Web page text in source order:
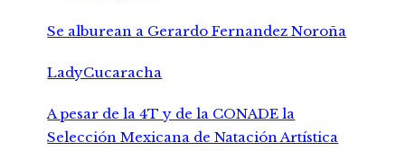
Se alburean a Gerardo Fernandez Noroña
LadyCucaracha
A pesar de la 4T y de la CONADE la
Selección Mexicana de Natación Artística